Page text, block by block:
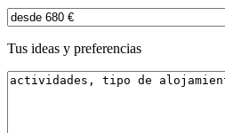
Tus ideas y preferencias